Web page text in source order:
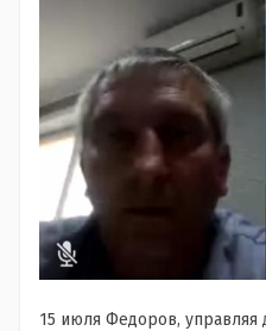
15 июля Федоров, управляя